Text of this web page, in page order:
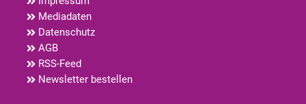
Mediadaten
Datenschutz
AGB
RSS-Feed
Newsletter bestellen